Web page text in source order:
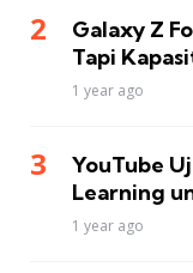
Galaxy Z
Tapi
1 year ago
YouTube
Learning
1 year ago